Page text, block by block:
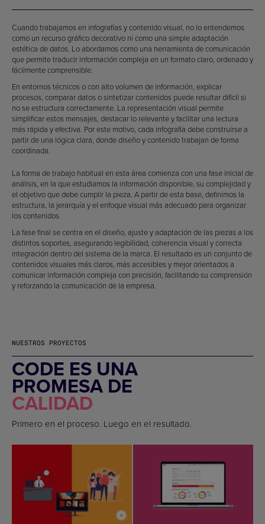
Cuando trabajamos en infografías y contenido visual, no lo entendemos
como un recurso gráfico decorativo ni como una simple adaptación
estética de datos. Lo abordamos como una herramienta de comunicación
que permite traducir información compleja en un formato claro, ordenado y
fácilmente comprensible.
En entornos técnicos o con alto volumen de información, explicar
procesos, comparar datos o sintetizar contenidos puede resultar difícil si
no se estructura correctamente. La representación visual permite
simplificar estos mensajes, destacar lo relevante y facilitar una lectura
más rápida y efectiva. Por este motivo, cada infografía debe construirse a
partir de una lógica clara, donde diseño y contenido trabajan de forma
coordinada.
La forma de trabajo habitual en esta área comienza con una fase inicial de
análisis, en la que estudiamos la información disponible, su complejidad y
el objetivo que debe cumplir la pieza. A partir de esta base, definimos la
estructura, la jerarquía y el enfoque visual más adecuado para organizar
los contenidos.
La fase final se centra en el diseño, ajuste y adaptación de las piezas a los
distintos soportes, asegurando legibilidad, coherencia visual y correcta
integración dentro del sistema de la marca. El resultado es un conjunto de
contenidos visuales más claros, más accesibles y mejor orientados a
comunicar información compleja con precisión, facilitando su comprensión
y reforzando la comunicación de la empresa.
NUESTROS PROYECTOS
CODE ES UNA
PROMESA DE
CALIDAD
Primero en el proceso. Luego en el resultado.